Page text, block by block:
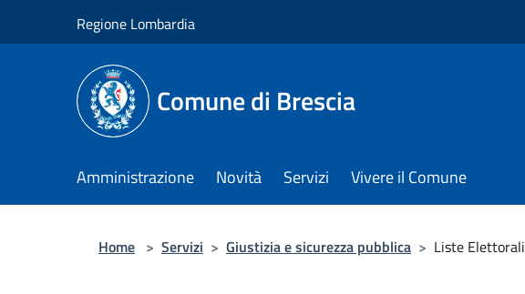
Regione Lombardia
Comune di Brescia
Amministrazione Novità Servizi Vivere il Comune
Home > Servizi > Giustizia e sicurezza pubblica > Liste Elettorali